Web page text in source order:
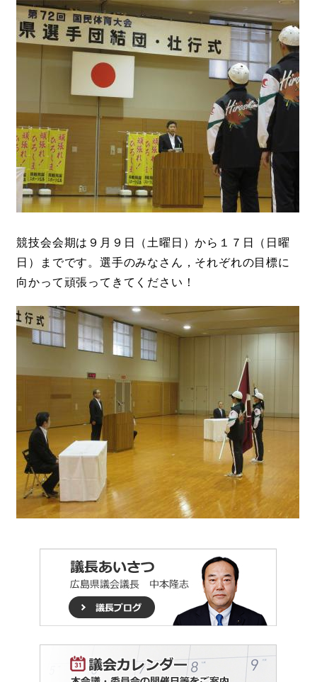
競技会会期は９月９日（土曜日）から１７日（日曜
日）までです。選手のみなさん，それぞれの目標に
向かって頑張ってきてください！